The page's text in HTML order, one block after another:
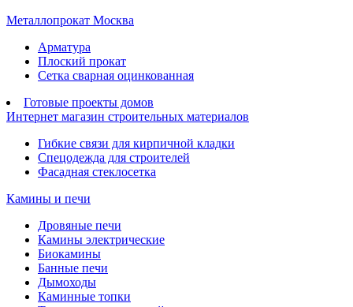
Металлопрокат Москва
Арматура
Плоский прокат
Сетка сварная оцинкованная
Готовые проекты домов
Интернет магазин строительных материалов
Гибкие связи для кирпичной кладки
Спецодежда для строителей
Фасадная стеклосетка
Камины и печи
Дровяные печи
Камины электрические
Биокамины
Банные печи
Дымоходы
Каминные топки